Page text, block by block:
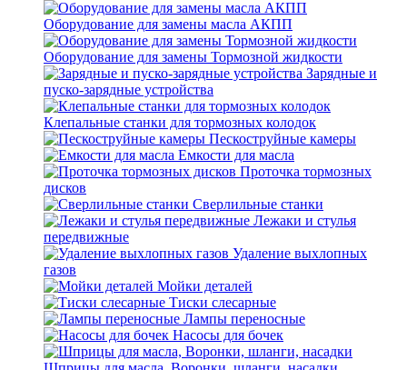
Оборудование для замены масла АКПП
Оборудование для замены Тормозной жидкости
Зарядные и
пуско-зарядные устройства
Клепальные станки для тормозных колодок
Пескоструйные камеры
Емкости для масла
Проточка тормозных
дисков
Сверлильные станки
Лежаки и стулья
передвижные
Удаление выхлопных
газов
Мойки деталей
Тиски слесарные
Лампы переносные
Насосы для бочек